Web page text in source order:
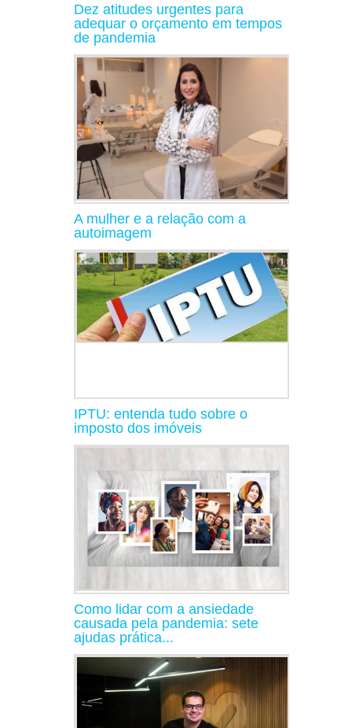
Dez atitudes urgentes para
adequar o orçamento em tempos
de pandemia
A mulher e a relação com a
autoimagem
IPTU: entenda tudo sobre o
imposto dos imóveis
Como lidar com a ansiedade
causada pela pandemia: sete
ajudas prática...